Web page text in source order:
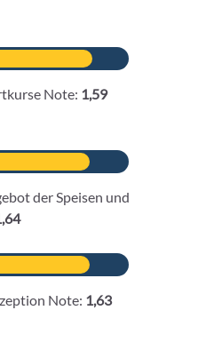
Note: 1,59
der Speisen und
Note: 1,63